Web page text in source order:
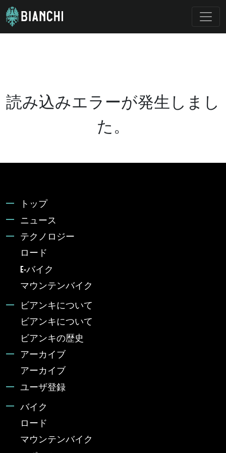
読み込みエラーが発生しまし
た。
トップ
ニュース
テクノロジー
ロード
E-バイク
マウンテンバイク
ビアンキについて
ビアンキについて
ビアンキの歴史
アーカイブ
アーカイブ
ユーザ登録
バイク
ロード
マウンテンバイク